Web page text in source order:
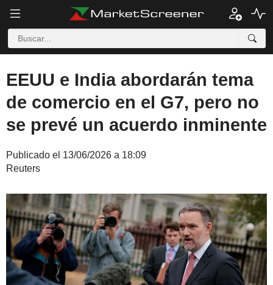
EEUU e India abordarán tema
de comercio en el G7, pero no
se prevé un acuerdo inminente
Publicado el 13/06/2026 a 18:09
Reuters